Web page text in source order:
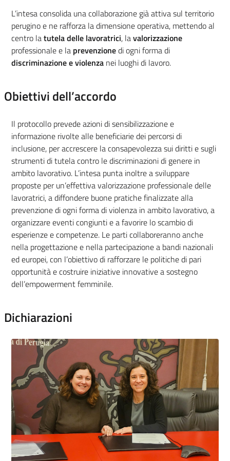
L’intesa consolida una collaborazione già attiva sul territorio
perugino e ne rafforza la dimensione operativa, mettendo al
centro latutela delle lavoratrici, lavalorizzazione
professionale e la prevenzionedi ogni forma di
discriminazione e violenza nei luoghi di lavoro.
Obiettivi dell’accordo
Il protocollo prevede azioni di sensibilizzazione e
informazione rivolte alle beneficiarie dei percorsi di
inclusione, per accrescere la consapevolezza sui diritti e sugli
strumenti di tutela contro le discriminazioni di genere in
ambito lavorativo. L’intesa punta inoltre a sviluppare
proposte per un’effettiva valorizzazione professionale delle
lavoratrici, a diffondere buone pratiche finalizzate alla
prevenzione di ogni forma di violenza in ambito lavorativo, a
organizzare eventi congiunti e a favorire lo scambio di
esperienze e competenze. Le parti collaboreranno anche
nella progettazione e nella partecipazione a bandi nazionali
ed europei, con l’obiettivo di rafforzare le politiche di pari
opportunità e costruire iniziative innovative a sostegno
dell’empowerment femminile.
Dichiarazioni